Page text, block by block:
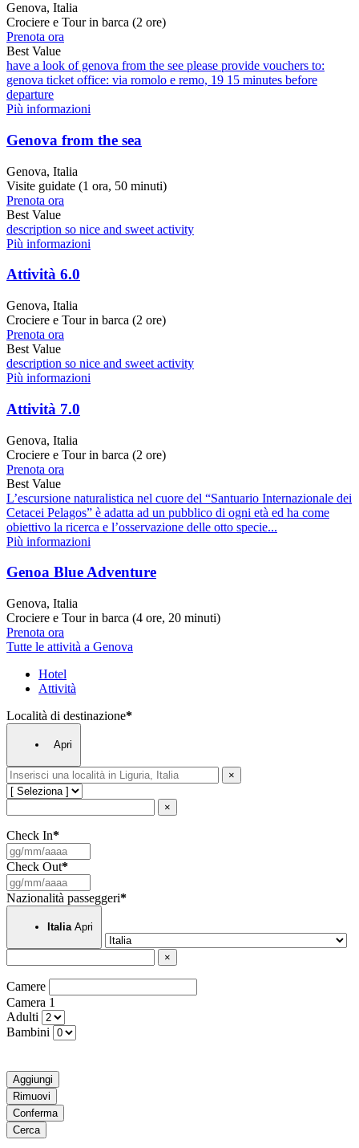
Genova, Italia
Crociere e Tour in barca (2 ore)
Prenota ora
Best Value
have a look of genova from the see please provide vouchers to:
genova ticket office: via romolo e remo, 19 15 minutes before
departure
Più informazioni
Genova from the sea
Genova, Italia
Visite guidate (1 ora, 50 minuti)
Prenota ora
Best Value
description so nice and sweet activity
Più informazioni
Attività 6.0
Genova, Italia
Crociere e Tour in barca (2 ore)
Prenota ora
Best Value
description so nice and sweet activity
Più informazioni
Attività 7.0
Genova, Italia
Crociere e Tour in barca (2 ore)
Prenota ora
Best Value
L’escursione naturalistica nel cuore del “Santuario Internazionale dei
Cetacei Pelagos” è adatta ad un pubblico di ogni età ed ha come
obiettivo la ricerca e l’osservazione delle otto specie...
Più informazioni
Genoa Blue Adventure
Genova, Italia
Crociere e Tour in barca (4 ore, 20 minuti)
Prenota ora
Tutte le attività a Genova
Hotel
Attività
Località di destinazione*
Apri
×
×
Check In*
Check Out*
Nazionalità passeggeri*
Italia Apri
×
Camere
Camera 1
Adulti
Bambini
Aggiungi
Rimuovi
Conferma
Cerca